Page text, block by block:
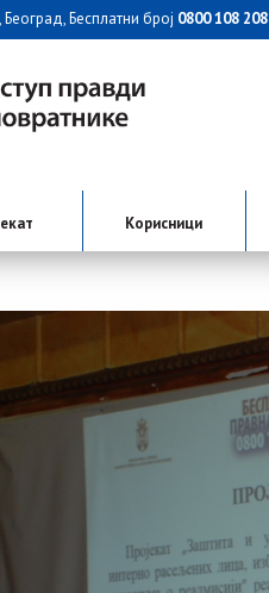
Бесплатни број 0800 108 208
Корисници